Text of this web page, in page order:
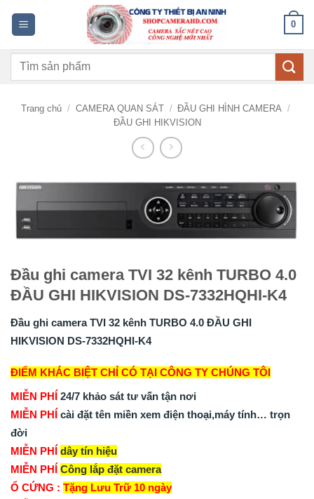
dung
0
Tìm
Trang chủ / CAMERA QUAN SÁT / ĐẦU GHI HÌNH CAMERA /
ĐẦU GHI HIKVISION
Đầu ghi camera TVI 32 kênh TURBO 4.0
ĐẦU GHI HIKVISION DS-7332HQHI-K4
Đầu ghi camera TVI 32 kênh TURBO 4.0 ĐẦU GHI
HIKVISION DS-7332HQHI-K4
ĐIỂM KHÁC BIỆT CHỈ CÓ TẠI CÔNG TY CHÚNG TÔI
MIỄN PHÍ 24/7 khảo sát tư vấn tận nơi
MIỄN PHÍ cài đặt tên miền xem điện thoại,máy tính… trọn
đời
MIỄN PHÍ dây tín hiệu
MIỄN PHÍ Công lắp đặt camera
Ổ CỨNG : Tặng Lưu Trữ 10 ngày